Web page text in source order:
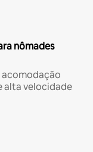
nômades
acomodação
alta velocidade